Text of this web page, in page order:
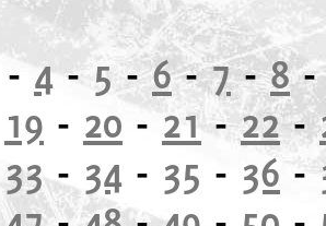
-4- 5 -6-7-8
19 - 20 -21-22-
33- 34 - 35 - 36 -